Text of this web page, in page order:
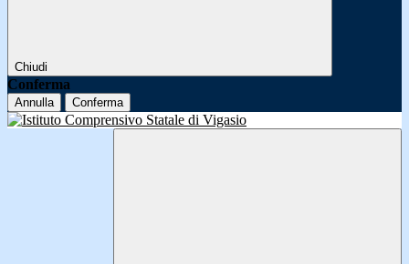
Chiudi
Conferma
Annulla Conferma